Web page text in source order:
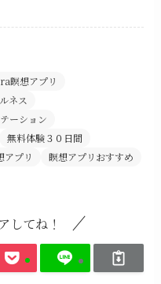
瞑想アプリ
ネス
ーション
無料体験３０日間
アプリ
瞑想アプリおすすめ
してね！